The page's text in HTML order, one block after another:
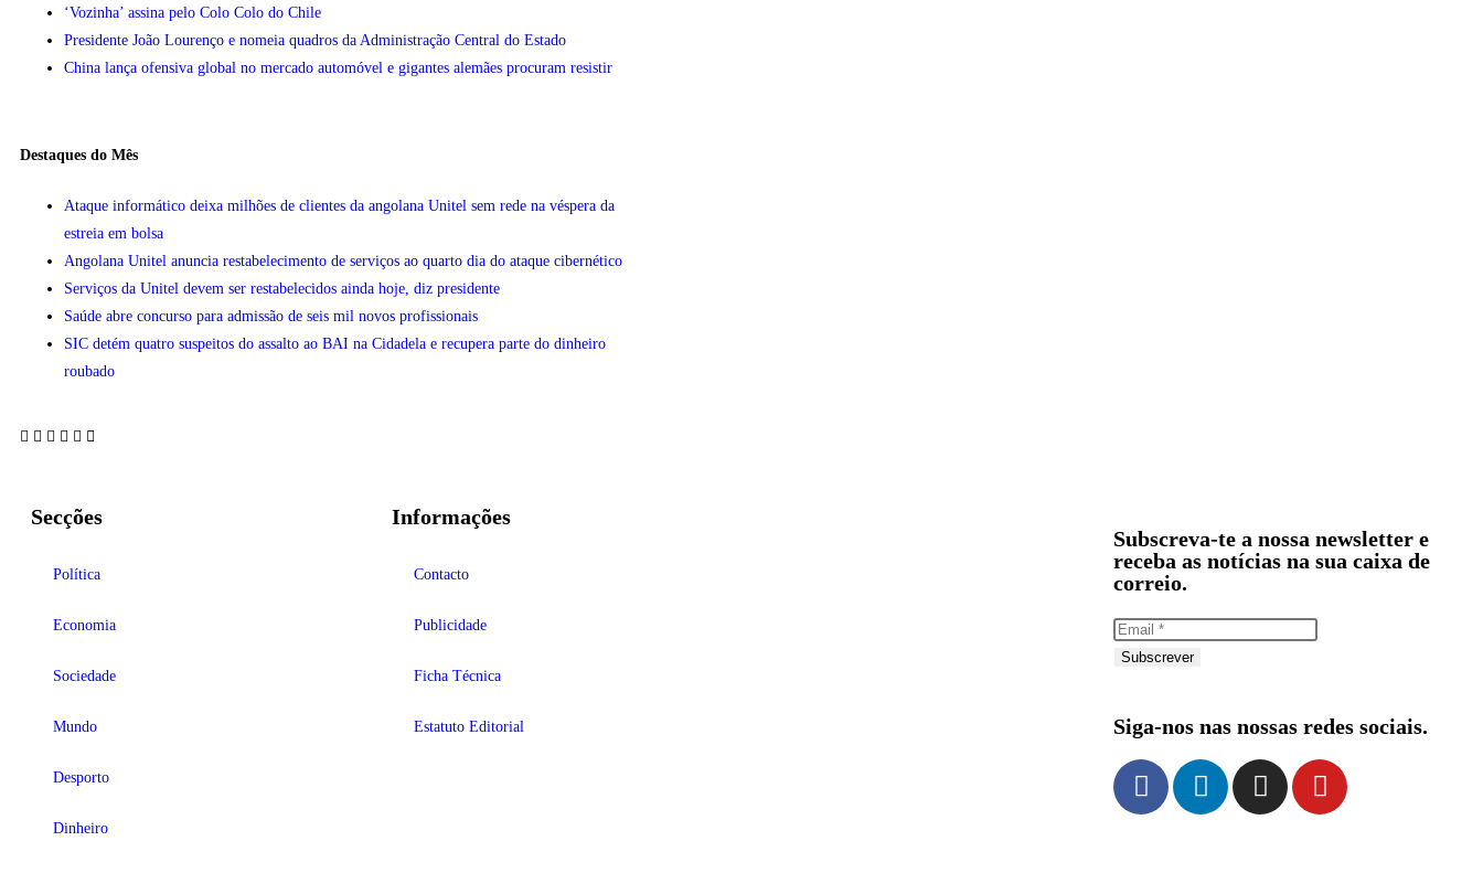
‘Vozinha’ assina pelo Colo Colo do Chile
Presidente João Lourenço e nomeia quadros da Administração Central do Estado
China lança ofensiva global no mercado automóvel e gigantes alemães procuram resistir
Destaques do Mês
Ataque informático deixa milhões de clientes da angolana Unitel sem rede na véspera da
estreia em bolsa
Angolana Unitel anuncia restabelecimento de serviços ao quarto dia do ataque cibernético
Serviços da Unitel devem ser restabelecidos ainda hoje, diz presidente
Saúde abre concurso para admissão de seis mil novos profissionais
SIC detém quatro suspeitos do assalto ao BAI na Cidadela e recupera parte do dinheiro
roubado
Secções
Política
Economia
Sociedade
Mundo
Desporto
Dinheiro
Informações
Contacto
Publicidade
Ficha Técnica
Estatuto Editorial
Subscreva-te a nossa newsletter e
receba as notícias na sua caixa de
correio.
Subscrever
Siga-nos nas nossas redes sociais.